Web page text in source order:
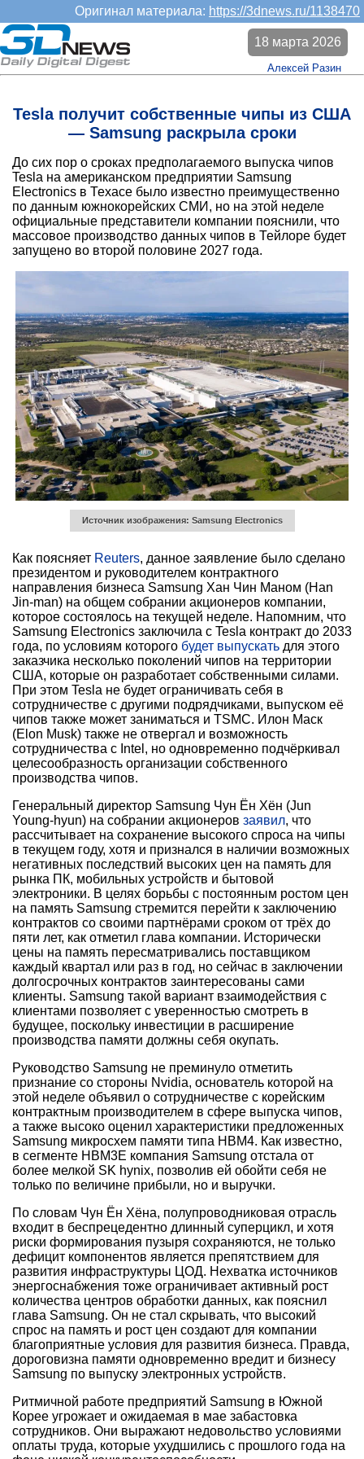
Оригинал материала: https://3dnews.ru/1138470
Tesla получит собственные чипы из США
— Samsung раскрыла сроки
18 марта 2026
Алексей Разин
До сих пор о сроках предполагаемого выпуска чипов
Tesla на американском предприятии Samsung
Electronics в Техасе было известно преимущественно
по данным южнокорейских СМИ, но на этой неделе
официальные представители компании пояснили, что
массовое производство данных чипов в Тейлоре будет
запущено во второй половине 2027 года.
Источник изображения: Samsung Electronics
Как поясняет Reuters, данное заявление было сделано
президентом и руководителем контрактного
направления бизнеса Samsung Хан Чин Маном (Han
Jin-man) на общем собрании акционеров компании,
которое состоялось на текущей неделе. Напомним, что
Samsung Electronics заключила с Tesla контракт до 2033
года, по условиям которого будет выпускать для этого
заказчика несколько поколений чипов на территории
США, которые он разработает собственными силами.
При этом Tesla не будет ограничивать себя в
сотрудничестве с другими подрядчиками, выпуском её
чипов также может заниматься и TSMC. Илон Маск
(Elon Musk) также не отвергал и возможность
сотрудничества с Intel, но одновременно подчёркивал
целесообразность организации собственного
производства чипов.
Генеральный директор Samsung Чун Ён Хён (Jun
Young-hyun) на собрании акционеров заявил, что
рассчитывает на сохранение высокого спроса на чипы
в текущем году, хотя и признался в наличии возможных
негативных последствий высоких цен на память для
рынка ПК, мобильных устройств и бытовой
электроники. В целях борьбы с постоянным ростом цен
на память Samsung стремится перейти к заключению
контрактов со своими партнёрами сроком от трёх до
пяти лет, как отметил глава компании. Исторически
цены на память пересматривались поставщиком
каждый квартал или раз в год, но сейчас в заключении
долгосрочных контрактов заинтересованы сами
клиенты. Samsung такой вариант взаимодействия с
клиентами позволяет с уверенностью смотреть в
будущее, поскольку инвестиции в расширение
производства памяти должны себя окупать.
Руководство Samsung не преминуло отметить
признание со стороны Nvidia, основатель которой на
этой неделе объявил о сотрудничестве с корейским
контрактным производителем в сфере выпуска чипов,
а также высоко оценил характеристики предложенных
Samsung микросхем памяти типа HBM4. Как известно,
в сегменте HBM3E компания Samsung отстала от
более мелкой SK hynix, позволив ей обойти себя не
только по величине прибыли, но и выручки.
По словам Чун Ён Хёна, полупроводниковая отрасль
входит в беспрецедентно длинный суперцикл, и хотя
риски формирования пузыря сохраняются, не только
дефицит компонентов является препятствием для
развития инфраструктуры ЦОД. Нехватка источников
энергоснабжения тоже ограничивает активный рост
количества центров обработки данных, как пояснил
глава Samsung. Он не стал скрывать, что высокий
спрос на память и рост цен создают для компании
благоприятные условия для развития бизнеса. Правда,
дороговизна памяти одновременно вредит и бизнесу
Samsung по выпуску электронных устройств.
Ритмичной работе предприятий Samsung в Южной
Корее угрожает и ожидаемая в мае забастовка
сотрудников. Они выражают недовольство условиями
оплаты труда, которые ухудшились с прошлого года на